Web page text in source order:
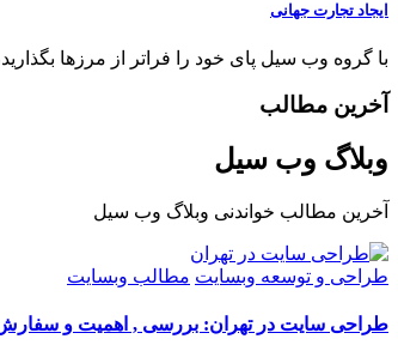
ایجاد تجارت جهانی
با گروه وب سیل پای خود را فراتر از مرزها
آخرین مطالب
وبلاگ وب سیل
آخرین مطالب خواندنی وبلاگ وب سیل
طراحی و توسعه وبسایت مطالب وبسایت
طراحی سایت در تهران: بررسی , اهمیت و